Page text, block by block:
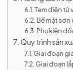
Tem điện tử
Bề mặt sơn
Phụ kiện
Quy trình sản
Giai đoạn
Giai đoạn